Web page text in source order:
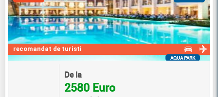
recomandat de turisti
AQUA PARK
De la
2580 Euro